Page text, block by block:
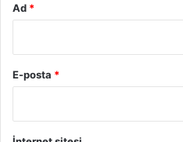
Ad *
E-posta *